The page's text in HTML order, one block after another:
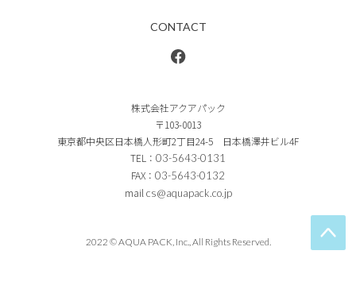
株式会社アクアパック
〒103-0013
東京都中央区日本橋人形町2丁目24-5 日本橋澤井ビル4F
TEL： 03-5643-0131
FAX： 03-5643-0132
mail cs@aquapack.co.jp
CONTACT
2022 © AQUA PACK, Inc., All Rights Reserved.